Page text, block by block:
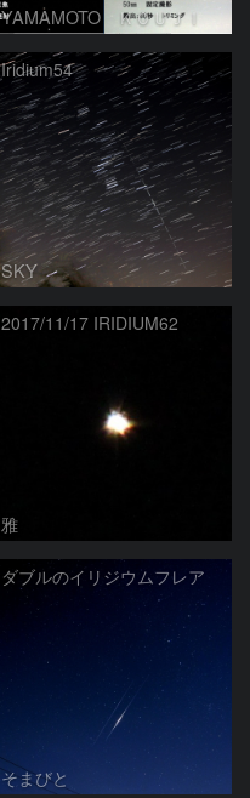
YAMAMOTO ＫＯＵＪＩ
Iridium54
SKY
2017/11/17 IRIDIUM62
雅
ダブルのイリジウムフレア
そまびと